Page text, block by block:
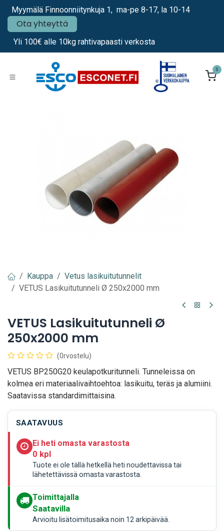
Siirry sisältöön
Myymälä Finnoonniitynkuja 1, ma-pe 8-17, la 10-14
Ota yhteyttä
Yli 100€ alle 10kg rahtivapaasti verkosta
0
Kauppa
Vetus lasikuitutunnelit
VETUS Lasikuitutunneli Ø 250x2000 mm
VETUS Lasikuitutunneli Ø
250x2000 mm
(0rvostelu)
VETUS BP250G20 keulapotkuritunneli. Tunneleissa on
kolmea eri materiaalivaihtoehtoa: lasikuitu, teräs ja alumiini.
Saatavissa standardimittaisina.
SAATAVUUS
Ei heti omasta varastosta
0 kpl
Tuote ei ole tällä hetkellä heti noudettavissa tai
lähetettävissä omasta varastosta.
Toimittajalla
Saatavilla
Arvioitu lisätoimitusaika noin 12 arkipäivää.